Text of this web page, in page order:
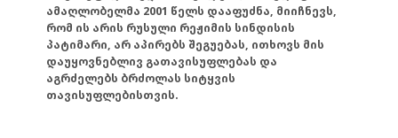
ამაღლობელმა 2001 წელს დააფუძნა, მიიჩნევს,
რომ ის არის რუსული რეჟიმის სინდისის
პატიმარი, არ აპირებს შეგუებას, ითხოვს მის
დაუყოვნებლივ გათავისუფლებას და
აგრძელებს ბრძოლას სიტყვის
თავისუფლებისთვის.